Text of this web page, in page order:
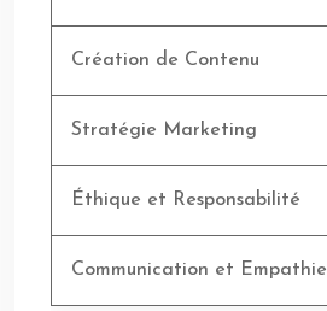
Création de Contenu
Stratégie Marketing
Éthique et Responsabilité
Communication et Empathie